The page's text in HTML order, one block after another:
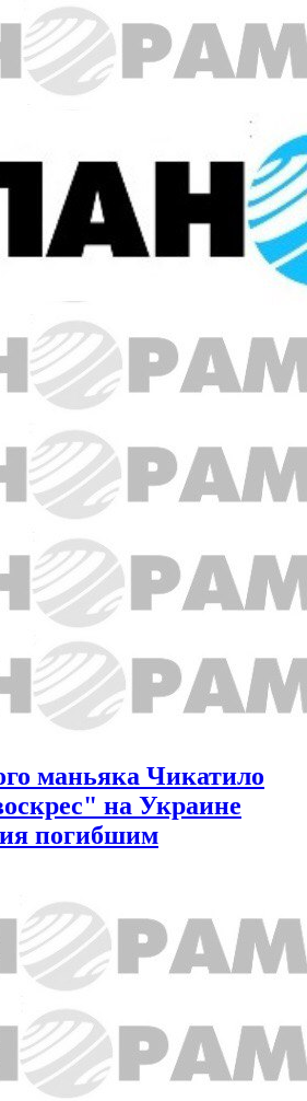
маньяка Чикатило
на Украине
погибшим